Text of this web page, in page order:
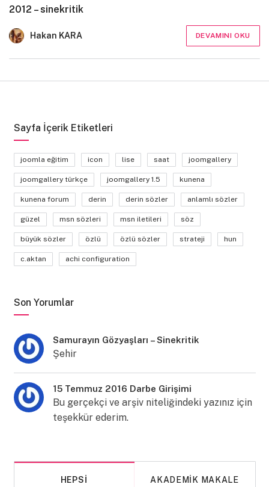
2012 – sinekritik
Hakan KARA DEVAMINI OKU
Sayfa İçerik Etiketleri
joomla eğitim icon lise saat joomgallery
joomgallery türkçe joomgallery 1.5 kunena
kunena forum derin derin sözler anlamlı sözler
güzel msn sözleri msn iletileri söz
büyük sözler özlü özlü sözler strateji hun
c.aktan achi configuration
Son Yorumlar
Samurayın Gözyaşları – Sinekritik
Şehir
15 Temmuz 2016 Darbe Girişimi
Bu gerçekçi ve arşiv niteliğindeki yazınız için
teşekkür ederim.
HEPSI AKADEMIK MAKALE